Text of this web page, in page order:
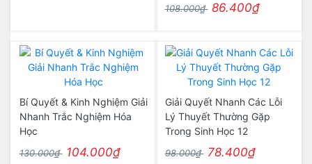
108.000₫ 86.400₫
Bí Quyết & Kinh Nghiệm Giải
Nhanh Trắc Nghiệm Hóa
Học
130.000₫ 104.000₫
Giải Quyết Nhanh Các Lỗi
Lý Thuyết Thường Gặp
Trong Sinh Học 12
98.000₫ 78.400₫